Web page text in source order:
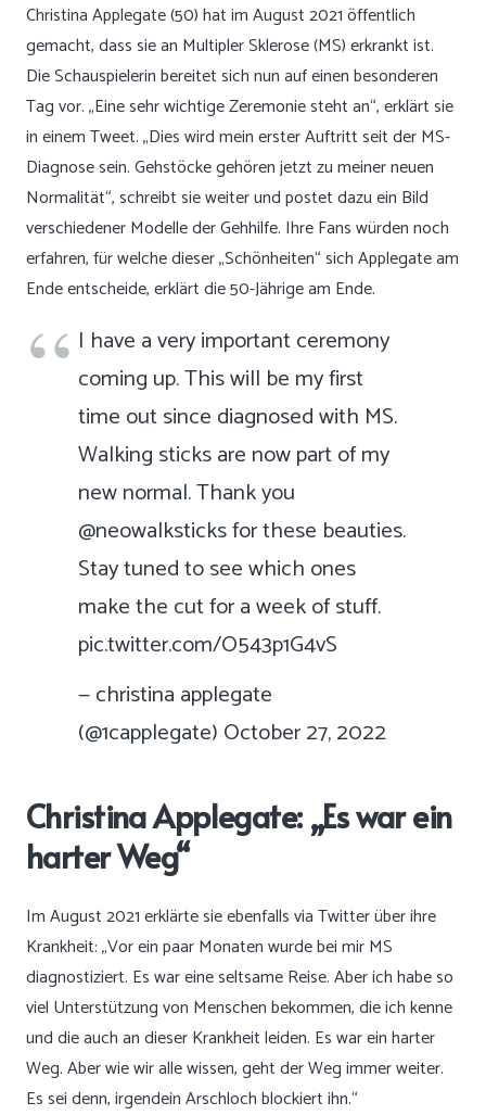
Christina Applegate (50) hat im August 2021 öffentlich
gemacht, dass sie an Multipler Sklerose (MS) erkrankt ist.
Die Schauspielerin bereitet sich nun auf einen besonderen
Tag vor. „Eine sehr wichtige Zeremonie steht an“, erklärt sie
in einem Tweet. „Dies wird mein erster Auftritt seit der MS-
Diagnose sein. Gehstöcke gehören jetzt zu meiner neuen
Normalität“, schreibt sie weiter und postet dazu ein Bild
verschiedener Modelle der Gehhilfe. Ihre Fans würden noch
erfahren, für welche dieser „Schönheiten“ sich Applegate am
Ende entscheide, erklärt die 50-Jährige am Ende.
I have a very important ceremony
coming up. This will be my first
time out since diagnosed with MS.
Walking sticks are now part of my
new normal. Thank you
@neowalksticksfor these beauties.
Stay tuned to see which ones
make the cut for a week of stuff.
pic.twitter.com/O543p1G4vS
— christina applegate
(@1capplegate) October 27, 2022
Christina Applegate: „Es war ein
harter Weg“
Im August 2021 erklärte sie ebenfallsvia Twitterüber ihre
Krankheit: „Vor ein paar Monaten wurde bei mir MS
diagnostiziert. Es war eine seltsame Reise. Aber ich habe so
viel Unterstützung von Menschen bekommen, die ich kenne
und die auch an dieser Krankheit leiden. Es war ein harter
Weg. Aber wie wir alle wissen, geht der Weg immer weiter.
Es sei denn, irgendein Arschloch blockiert ihn.“